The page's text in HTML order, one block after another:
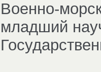
Военно-
младший